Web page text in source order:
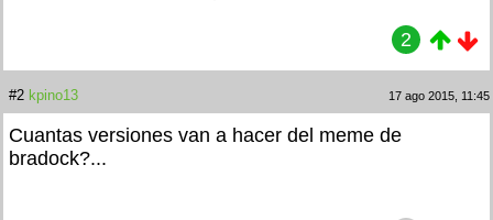
2
#2 kpino13 17 ago 2015, 11:45
Cuantas versiones van a hacer del meme de
bradock?...